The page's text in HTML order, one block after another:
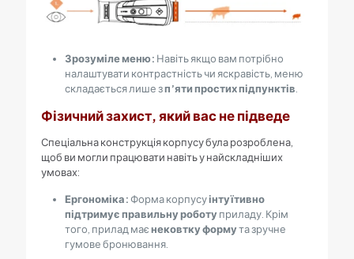
Зрозуміле меню: Навіть якщо вам потрібно
налаштувати контрастність чи яскравість, меню
складається лише зп’яти простих підпунктів
Фізичний захист, який вас не підведе
Спеціальна конструкція корпусу була розроблена,
щоб ви могли працювати навіть у найскладніших
умовах:
Ергономіка:Форма корпусуінтуїтивно
підтримує правильну роботуприладу. Крім
того, прилад маєнековтку формута зручне
гумове бронювання.